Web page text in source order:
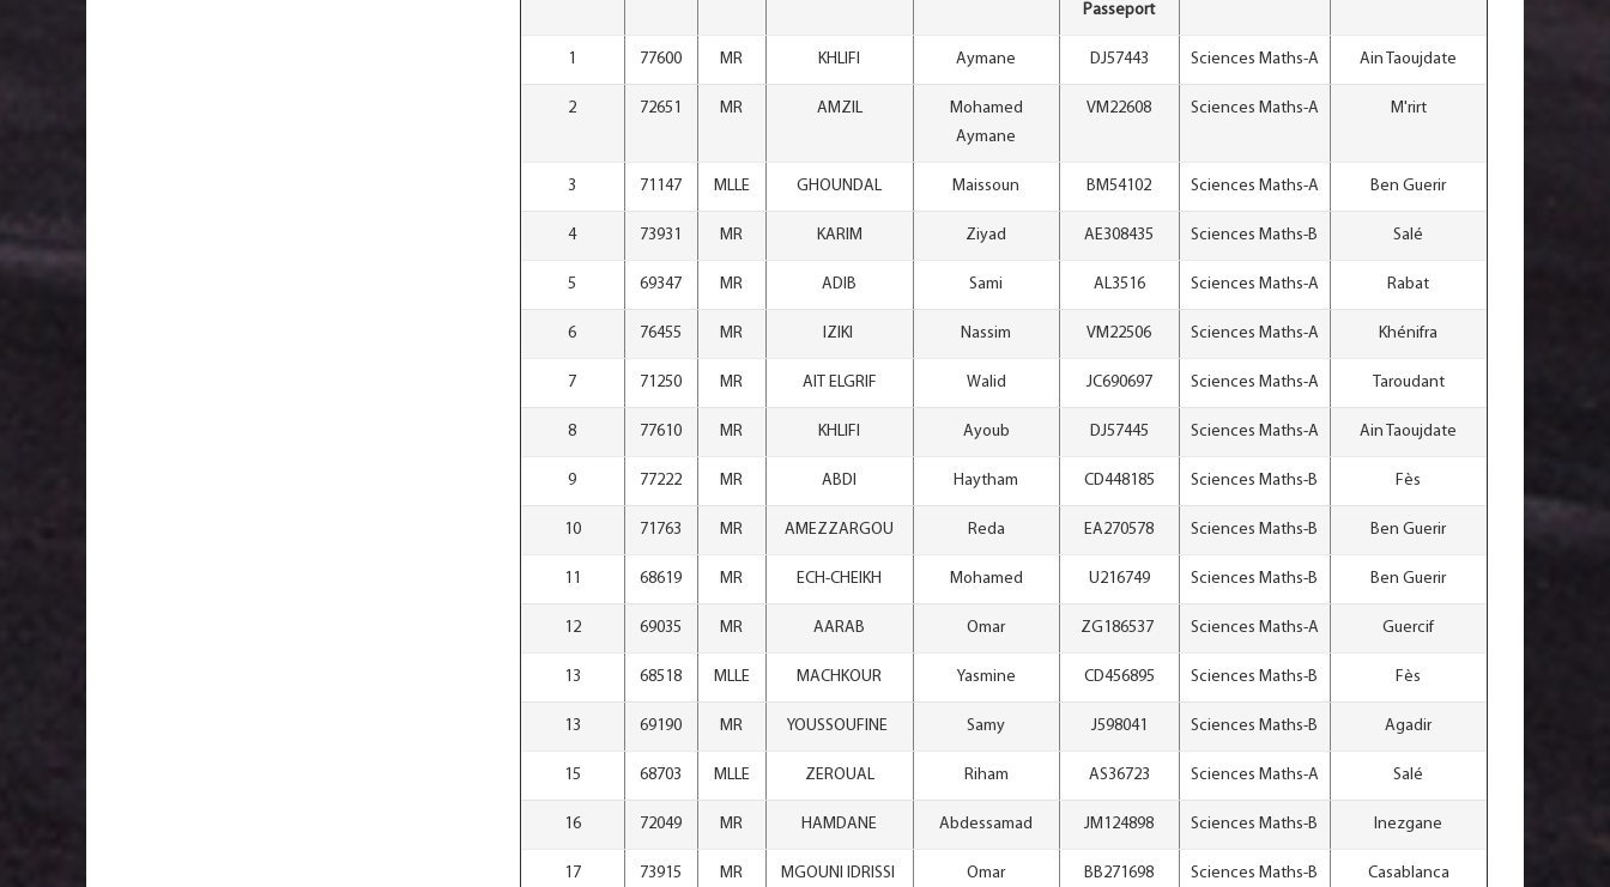
Passeport
1 77600 MR KHLIFI Aymane DJ57443 Sciences Maths-A Ain Taoujdate
2 72651 MR AMZIL
Mohamed
Aymane
VM22608 Sciences Maths-A M'rirt
3 71147 MLLE GHOUNDAL Maissoun BM54102 Sciences Maths-A Ben Guerir
4 73931 MR KARIM Ziyad AE308435 Sciences Maths-B Salé
5 69347 MR ADIB Sami AL3516 Sciences Maths-A Rabat
6 76455 MR IZIKI Nassim VM22506 Sciences Maths-A Khénifra
7 71250 MR AIT ELGRIF Walid JC690697 Sciences Maths-A Taroudant
8 77610 MR KHLIFI Ayoub DJ57445 Sciences Maths-A Ain Taoujdate
9 77222 MR ABDI Haytham CD448185 Sciences Maths-B Fès
10 71763 MR AMEZZARGOU Reda EA270578 Sciences Maths-B Ben Guerir
11 68619 MR ECH-CHEIKH Mohamed U216749 Sciences Maths-B Ben Guerir
12 69035 MR AARAB Omar ZG186537 Sciences Maths-A Guercif
13 68518 MLLE MACHKOUR Yasmine CD456895 Sciences Maths-B Fès
13 69190 MR YOUSSOUFINE Samy J598041 Sciences Maths-B Agadir
15 68703 MLLE ZEROUAL Riham AS36723 Sciences Maths-A Salé
16 72049 MR HAMDANE Abdessamad JM124898 Sciences Maths-B Inezgane
17 73915 MR MGOUNI IDRISSI Omar BB271698 Sciences Maths-B Casablanca